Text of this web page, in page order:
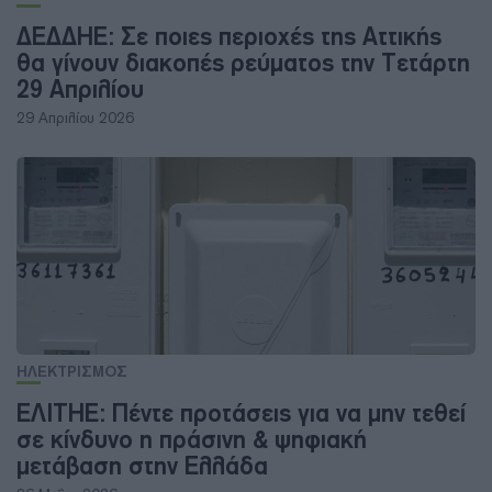
ΔΕΔΔΗΕ: Σε ποιες περιοχές της Αττικής
θα γίνουν διακοπές ρεύματος την Τετάρτη
29 Απριλίου
29 Απριλίου 2026
ΗΛΕΚΤΡΙΣΜΟΣ
ΕΛΙΤΗΕ: Πέντε προτάσεις για να μην τεθεί
σε κίνδυνο η πράσινη & ψηφιακή
μετάβαση στην Ελλάδα